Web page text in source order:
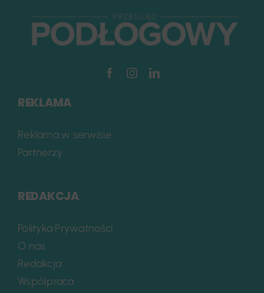
REKLAMA
Reklama w serwisie
Partnerzy
REDAKCJA
Polityka Prywatności
O nas
Redakcja
Współpraca